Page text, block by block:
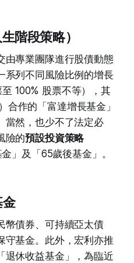
階段策略）
由專業團隊進行股債動態
系列不同風險比例的增長
100% 股票不等），其
合作的「富達增長基金」
當然，也少不了法定必
險的預設投資策略
」及「65歲後基金」。
幣債券、可持續亞太債
守基金。此外，宏利亦推
退休收益基金」，為臨近